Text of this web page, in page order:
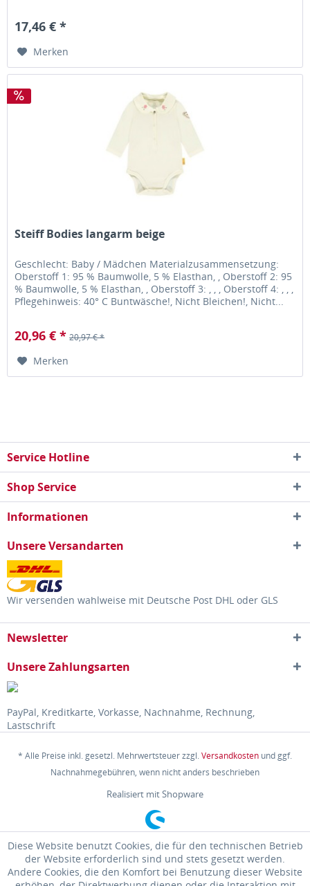
17,46 € *
Merken
Steiff Bodies langarm beige
Geschlecht: Baby / Mädchen Materialzusammensetzung:
Oberstoff 1: 95 % Baumwolle, 5 % Elasthan, , Oberstoff 2: 95
% Baumwolle, 5 % Elasthan, , Oberstoff 3: , , , Oberstoff 4: , , ,
Pflegehinweis: 40° C Buntwäsche!, Nicht Bleichen!, Nicht...
20,96 € * 20,97 € *
Merken
Service Hotline
Shop Service
Informationen
Unsere Versandarten
Wir versenden wahlweise mit Deutsche Post DHL oder GLS
Newsletter
Unsere Zahlungsarten
PayPal, Kreditkarte, Vorkasse, Nachnahme, Rechnung,
Lastschrift
* Alle Preise inkl. gesetzl. Mehrwertsteuer zzgl.Versandkosten und ggf.
Nachnahmegebühren, wenn nicht anders beschrieben
Realisiert mit Shopware
Diese Website benutzt Cookies, die für den technischen Betrieb
der Website erforderlich sind und stets gesetzt werden.
Andere Cookies, die den Komfort bei Benutzung dieser Website